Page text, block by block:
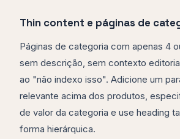
Thin content e páginas de
Páginas de categoria com apenas 4
sem descrição, sem contexto
ao "não indexo isso". Adicione um
relevante acima dos produtos,
de valor da categoria e use heading
forma hierárquica.